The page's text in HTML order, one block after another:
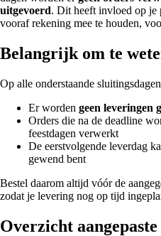
uitgevoerd. Dit heeft invloed op je
vooraf rekening mee te houden,
Belangrijk om te
Op alle onderstaande
Er worden geen leveringen
Orders die na de deadline
feestdagen verwerkt
De eerstvolgende leverdag
gewend bent
Bestel daarom altijd vóór de
zodat je levering nog op tijd
Overzicht